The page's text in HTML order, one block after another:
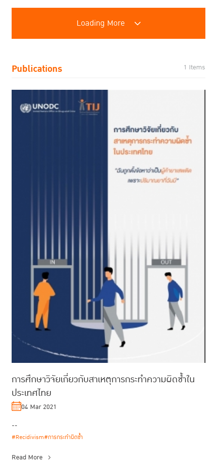
Loading More
Publications 1 Items
การศึกษาวิจัยเกี่ยวกับสาเหตุการกระทำความผิดซ้ำใน
ประเทศไทย
04 Mar 2021
--
#Recidivism#การกระทำผิดซ้ำ
Read More